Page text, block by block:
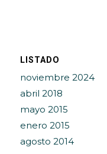
LISTADO
noviembre 2024
abril 2018
mayo 2015
enero 2015
agosto 2014